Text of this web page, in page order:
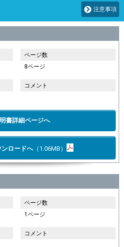
注意事項
ページ数
8ページ
コメント
書詳細ページへ
ロードへ（1.06MB）
ページ数
1ページ
コメント